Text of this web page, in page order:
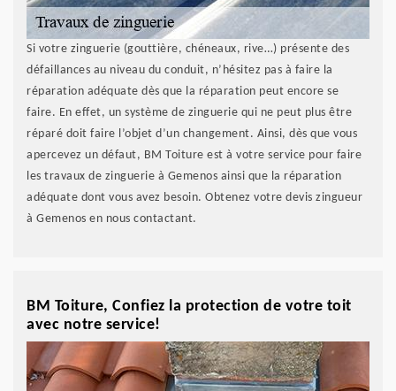
Si votre zinguerie (gouttière, chéneaux, rive…) présente des
défaillances au niveau du conduit, n’hésitez pas à faire la
réparation adéquate dès que la réparation peut encore se
faire. En effet, un système de zinguerie qui ne peut plus être
réparé doit faire l’objet d’un changement. Ainsi, dès que vous
apercevez un défaut, BM Toiture est à votre service pour faire
les travaux de zinguerie à Gemenos ainsi que la réparation
adéquate dont vous avez besoin. Obtenez votre devis zingueur
à Gemenos en nous contactant.
BM Toiture, Confiez la protection de votre toit
avec notre service!